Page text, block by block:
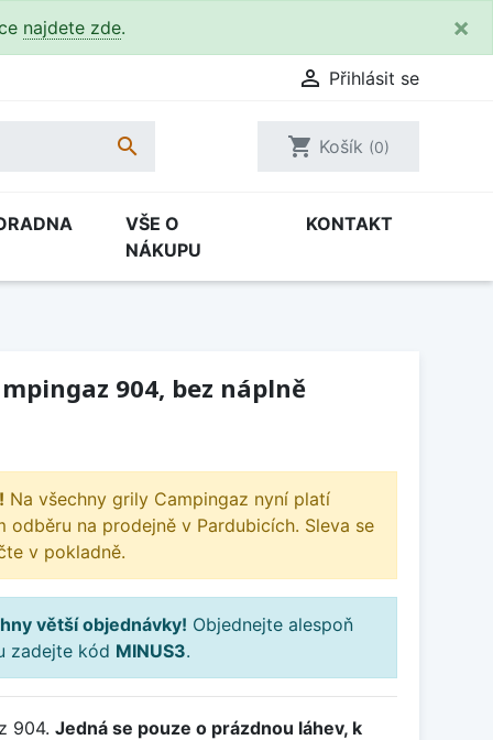
najdete zde. ×
 Přihlásit se
 shopping_cart Košík (0)
VŠE O
NÁKUPU
KONTAKT
904, bez náplně
Na všechny grily Campingaz nyní platí
odběru na prodejně v Pardubicích. Sleva se
v pokladně.
větší objednávky! Objednejte alespoň
zadejte kód MINUS3.
904. Jedná se pouze o prázdnou láhev, k